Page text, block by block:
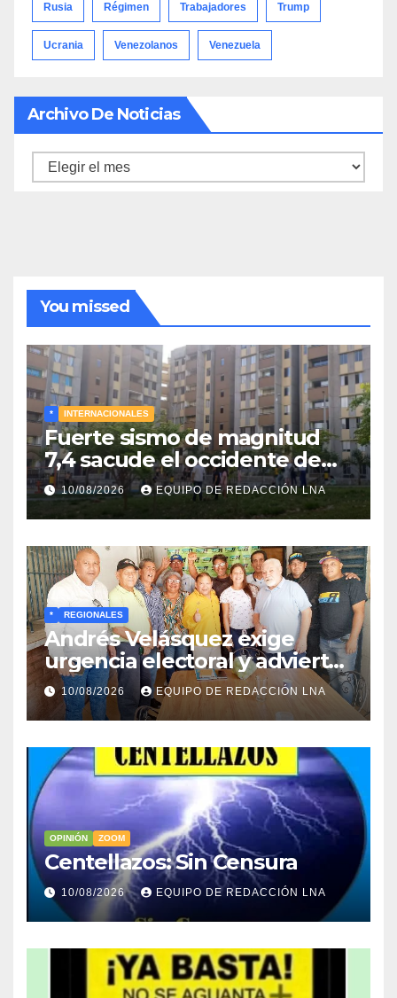
Rusia Régimen Trabajadores Trump
Ucrania Venezolanos Venezuela
Archivo De Noticias
Archivo
You missed
* INTERNACIONALES
Fuerte sismo de magnitud
7,4 sacude el occidente de
Colombia y deja graves daños
en Chocó
10/08/2026 EQUIPO DE REDACCIÓN LNA
* REGIONALES
Andrés Velásquez exige
urgencia electoral y advierte:
«Sin presión en la calle no
habrá elecciones»
10/08/2026 EQUIPO DE REDACCIÓN LNA
OPINIÓN ZOOM
Centellazos: Sin Censura
10/08/2026 EQUIPO DE REDACCIÓN LNA